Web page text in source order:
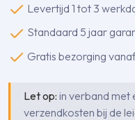
aantal
Levertijd 1 tot 3
Standaard 5 jaar
Gratis bezorging
Let op: in verband met
verzendkosten bij de